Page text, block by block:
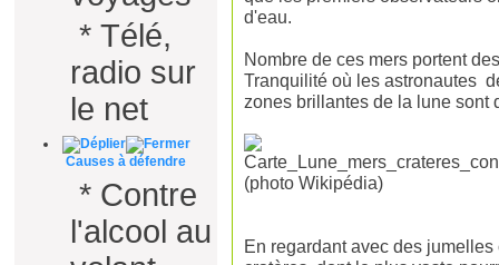
* Télé,
radio sur
le net
Causes à défendre
* Contre
l'alcool au
d'eau.
Nombre de ces mers portent
Tranquilité où les astronautes
zones brillantes de la lune sont
(photo Wikipédia)
En regardant avec des